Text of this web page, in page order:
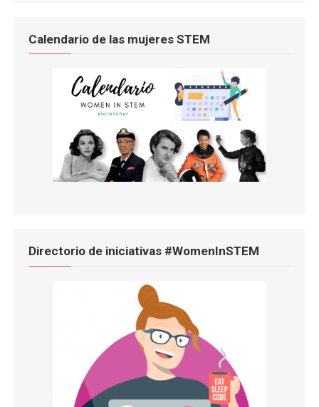
Calendario de las mujeres STEM
Directorio de iniciativas #WomenInSTEM